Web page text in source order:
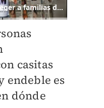
casitas
endeble es
dónde